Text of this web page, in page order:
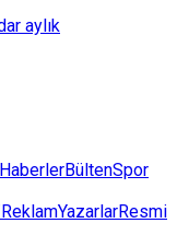
aylık
BültenSpor
YazarlarResmi